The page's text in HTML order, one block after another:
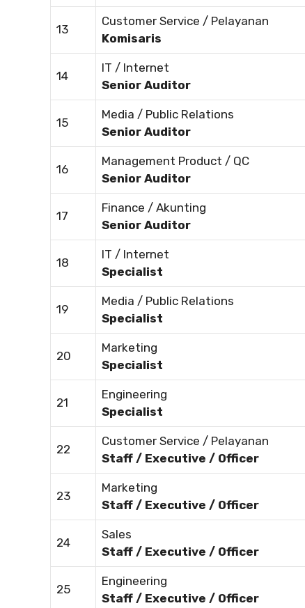
13
Customer Service / Pelayanan
Komisaris
14
IT / Internet
Senior Auditor
15
Media / Public Relations
Senior Auditor
16
Management Product / QC
Senior Auditor
17
Finance / Akunting
Senior Auditor
18
IT / Internet
Specialist
19
Media / Public Relations
Specialist
20
Marketing
Specialist
21
Engineering
Specialist
22
Customer Service / Pelayanan
Staff / Executive / Officer
23
Marketing
Staff / Executive / Officer
24
Sales
Staff / Executive / Officer
25
Engineering
Staff / Executive / Officer